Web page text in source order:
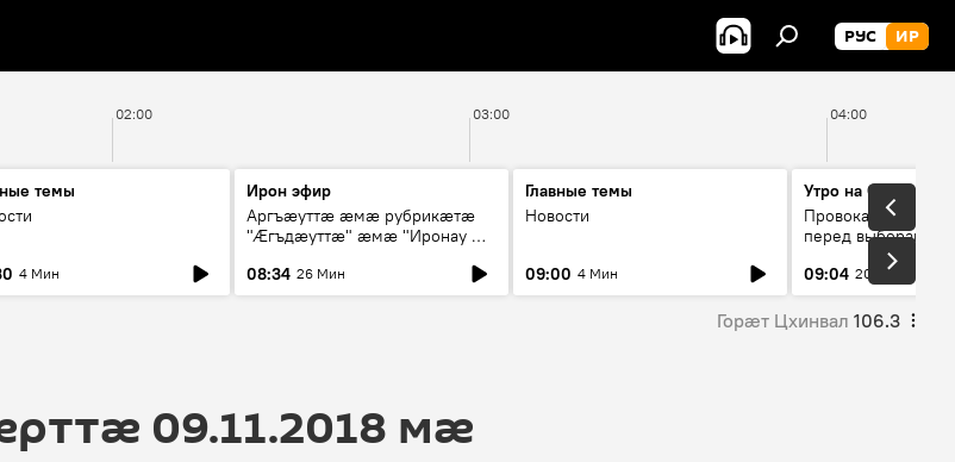
РУС ИР
02:00 03:00 04:00
темы
4 Мин
Ирон эфир
Аргъæуттæ æмæ рубрикæтæ
"Æгъдæуттæ" æмæ "Иронау æй
08:34 26 Мин
Главные темы
Новости
09:00 4 Мин
Утро на Спутнике
Провокации со
перед выборами в
09:04 20 Мин
Горӕт Цхинвал 106.3
09.11.2018 мӕ